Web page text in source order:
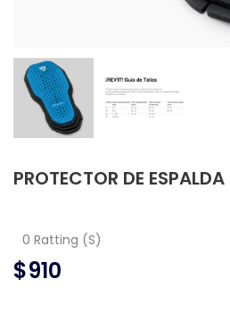
PROTECTOR DE
0 Ratting (S)
$910